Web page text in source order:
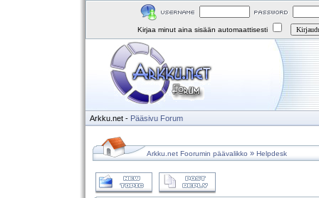
Kirjaa minut aina sisään automaattisesti
Arkku.net - Pääsivu Forum
Arkku.net Foorumin päävalikko » Helpdesk